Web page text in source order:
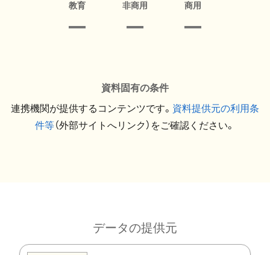
教育 非商用 商用
資料固有の条件
連携機関が提供するコンテンツです。 資料提供元の利用条
件等（外部サイトへリンク）をご確認ください。
データの提供元